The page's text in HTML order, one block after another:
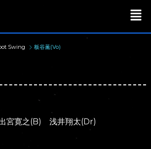
Swing 板谷薫(Vo)
宮寛之(B) 浅井翔太(Dr)